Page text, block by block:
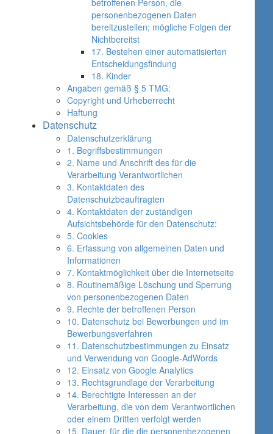
betroffenen Person, die
personenbezogenen Daten
bereitzustellen; mögliche Folgen der
Nichtbereitst
17. Bestehen einer automatisierten
Entscheidungsfindung
18. Kinder
Angaben gemäß § 5 TMG:
Copyright und Urheberrecht
Haftung
Datenschutz
Datenschutzerklärung
1. Begriffsbestimmungen
2. Name und Anschrift des für die
Verarbeitung Verantwortlichen
3. Kontaktdaten des
Datenschutzbeauftragten
4. Kontaktdaten der zuständigen
Aufsichtsbehörde für den Datenschutz:
5. Cookies
6. Erfassung von allgemeinen Daten und
Informationen
7. Kontaktmöglichkeit über die Internetseite
8. Routinemäßige Löschung und Sperrung
von personenbezogenen Daten
9. Rechte der betroffenen Person
10. Datenschutz bei Bewerbungen und im
Bewerbungsverfahren
11. Datenschutzbestimmungen zu Einsatz
und Verwendung von Google-AdWords
12. Einsatz von Google Analytics
13. Rechtsgrundlage der Verarbeitung
14. Berechtigte Interessen an der
Verarbeitung, die von dem Verantwortlichen
oder einem Dritten verfolgt werden
15. Dauer, für die die personenbezogenen